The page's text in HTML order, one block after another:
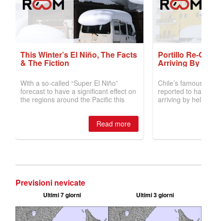
Previsioni nevicate
Ultimi 7 giorni Ultimi 3 giorni